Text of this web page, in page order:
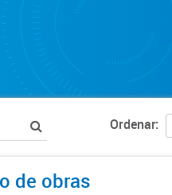
Ordenar
de obras